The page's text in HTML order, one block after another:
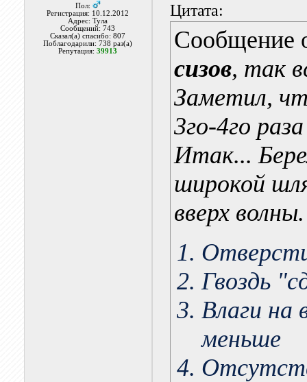
Пол:
Регистрация: 10.12.2012
Адрес: Тула
Сообщений: 743
Сказал(а) спасибо: 807
Поблагодарили: 738 раз(а)
Репутация:39913
Цитата:
Сообщение
сизов, так
Заметил,
3го-4го
Итак...
широкой
вверх
Гвоздь
Влаги на
меньше